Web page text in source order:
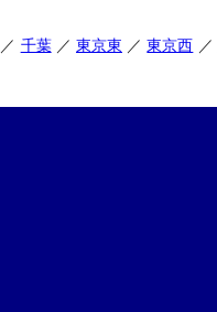
千葉 東京東 東京西